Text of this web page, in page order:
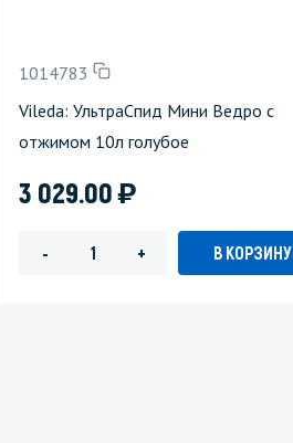
1014783
Vileda: УльтраСпид Мини Ведро с
отжимом 10л голубое
3 029.00)
- + В КОРЗИНУ